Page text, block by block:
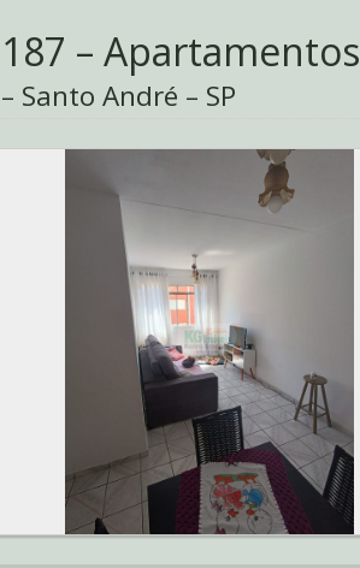
– Apartamentos
Santo André – SP